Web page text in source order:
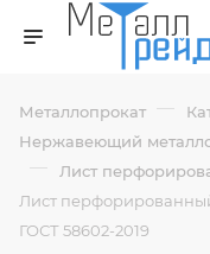
Металлопрокат —
Нержавеющий
— Лист
Лист
ГОСТ 58602-2019